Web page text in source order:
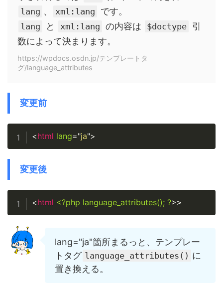
lang 、 xml:lang です。
lang と xml:lang の内容は $doctype 引
数によって決まります。
https://wpdocs.osdn.jp/テンプレートタ
グ/language_attributes
変更前
<html lang="ja">
変更後
<html <?php language_attributes(); ?>>
lang="ja"箇所まるっと、テンプレー
トタグ language_attributes() に
置き換える。